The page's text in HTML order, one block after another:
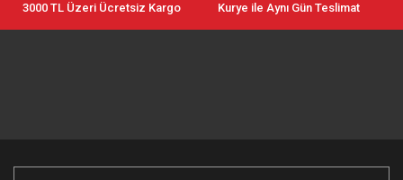
3000 TL Üzeri Ücretsiz Kargo Kurye ile Aynı Gün Teslimat